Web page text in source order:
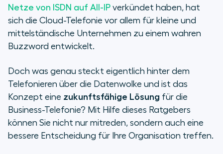
Netze von ISDN auf All-IP verkündet haben, hat
sich die Cloud-Telefonie vor allem für kleine und
mittelständische Unternehmen zu einem wahren
Buzzword entwickelt.
Doch was genau steckt eigentlich hinter dem
Telefonieren über die Datenwolke und ist das
Konzept eine zukunftsfähige Lösung für die
Business-Telefonie? Mit Hilfe dieses Ratgebers
können Sie nicht nur mitreden, sondern auch eine
bessere Entscheidung für Ihre Organisation treffen.